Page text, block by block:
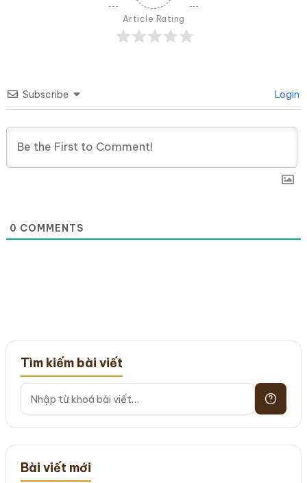
Article Rating
Subscribe Login
0 COMMENTS
Tìm kiếm bài viết
Bài viết mới